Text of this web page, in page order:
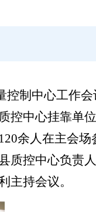
制中心工作
控中心挂靠单
余人在主会
质控中心负责
主持会议。